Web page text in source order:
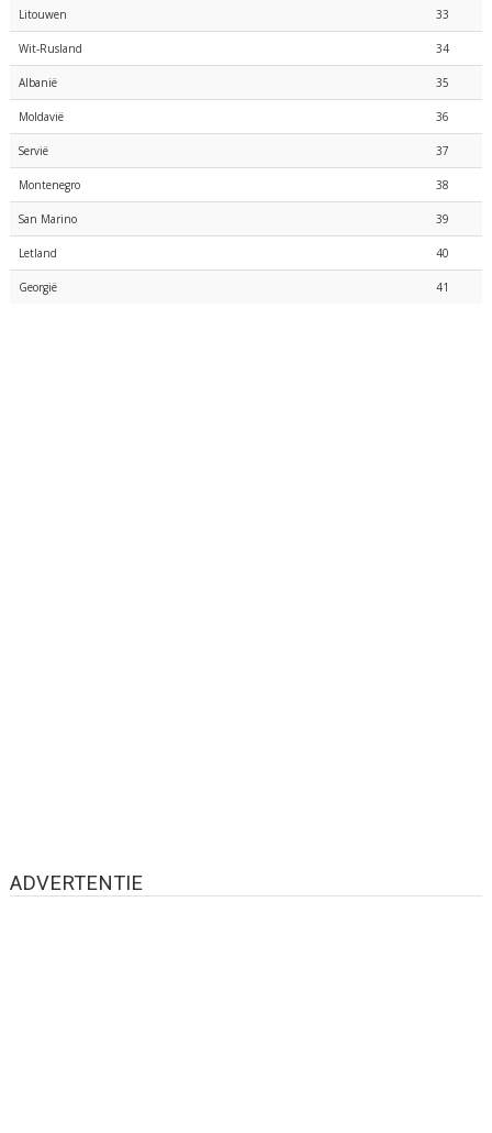
Litouwen 33
Wit-Rusland 34
Albanië 35
Moldavië 36
Servië 37
Montenegro 38
San Marino 39
Letland 40
Georgië 41
ADVERTENTIE